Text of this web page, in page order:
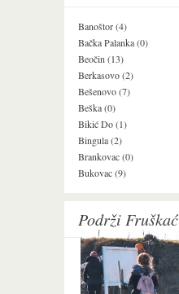
Banoštor (4)
Bačka Palanka (0)
Beočin (13)
Berkasovo (2)
Bešenovo (7)
Beška (0)
Bikić Do (1)
Bingula (2)
Brankovac (0)
Bukovac (9)
Podrži Fruškać